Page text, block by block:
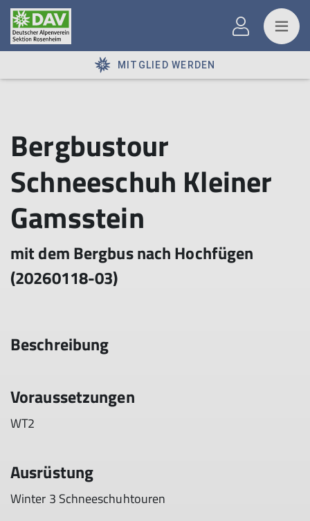
MITGLIED WERDEN
Bergbustour
Schneeschuh Kleiner
Gamsstein
mit dem Bergbus nach Hochfügen
(20260118-03)
Beschreibung
Voraussetzungen
WT2
Ausrüstung
Winter 3 Schneeschuhtouren